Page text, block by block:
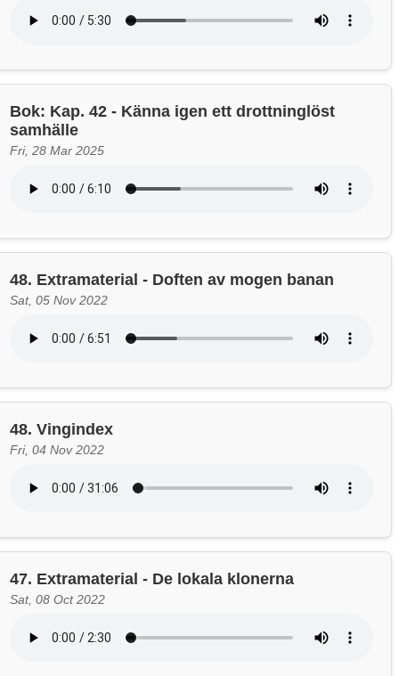
Bok: Kap. 42 - Känna igen ett drottninglöst
samhälle
Fri, 28 Mar 2025
48. Extramaterial - Doften av mogen banan
Sat, 05 Nov 2022
48. Vingindex
Fri, 04 Nov 2022
47. Extramaterial - De lokala klonerna
Sat, 08 Oct 2022